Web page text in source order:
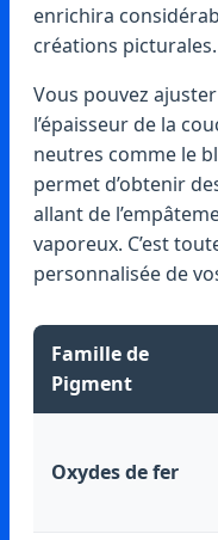
enrichira
créations picturales.
Vous pouvez
l’épaisseur de la
neutres comme le
permet d’obtenir
allant de
vaporeux. C’est
personnalisée de
Famille de
Pigment
Oxydes de fer